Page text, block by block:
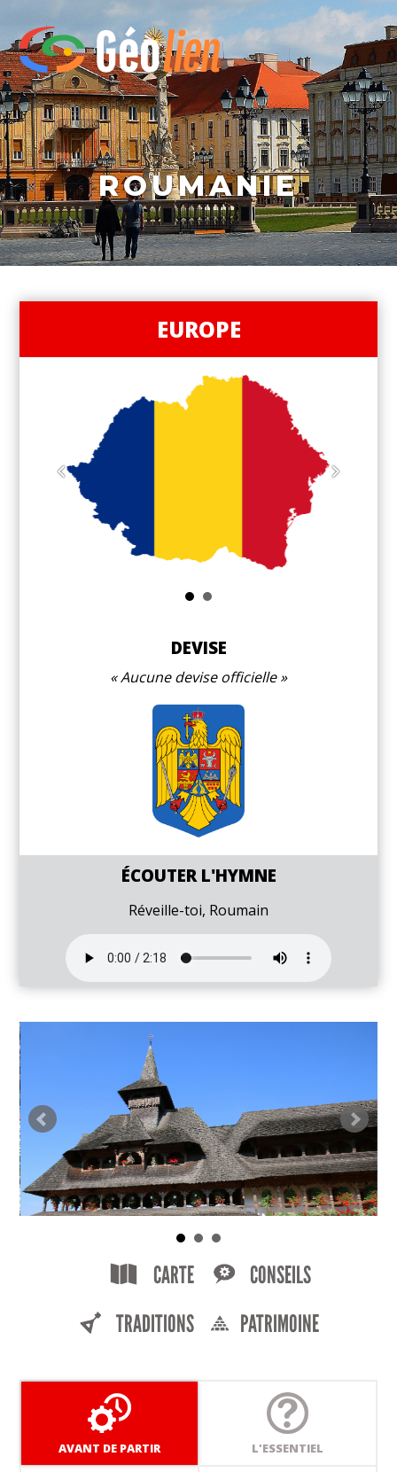
ROUMANIE
CARTE
CONSEILS
TRADITIONS
PATRIMOINE
AVANT DE PARTIR L'ESSENTIEL
EUROPE
DEVISE
Aucune devise officielle
ÉCOUTER L'HYMNE
Réveille-toi, Roumain